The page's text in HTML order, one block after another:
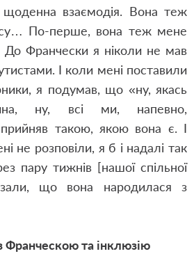
взаємодія. Вона теж
По-перше, вона теж мене
До Франчески я ніколи не мав
І коли мені поставили
я подумав, що «ну, якась
ну, всі ми, напевно,
такою, якою вона є. І
не розповіли, я б і надалі так
пару тижнів [нашої спільної
що вона народилася з
Франческою та інклюзію